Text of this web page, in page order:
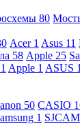
80
Acer 1 Asus 11
58 Apple 25
1 Apple 1 ASUS
50 CASIO
1 SJCAM